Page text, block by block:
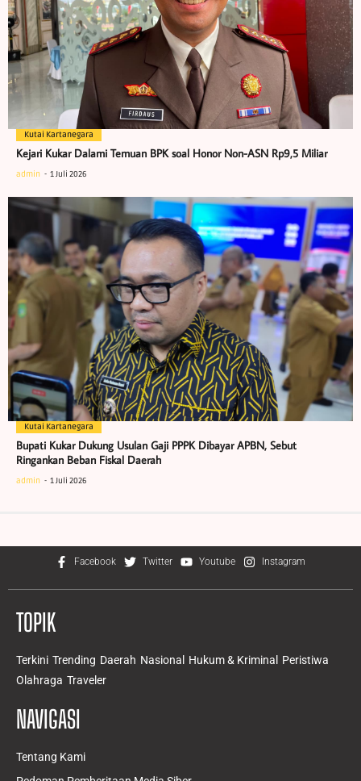
Kutai Kartanegara
Kejari Kukar Dalami Temuan BPK soal Honor Non-ASN Rp9,5 Miliar
admin 1 Juli 2026
Kutai Kartanegara
Bupati Kukar Dukung Usulan Gaji PPPK Dibayar APBN, Sebut
Ringankan Beban Fiskal Daerah
admin 1 Juli 2026
Facebook Twitter Youtube Instagram
TOPIK
Terkini Trending Daerah Nasional Hukum & Kriminal
Peristiwa
Olahraga Traveler
NAVIGASI
Tentang Kami